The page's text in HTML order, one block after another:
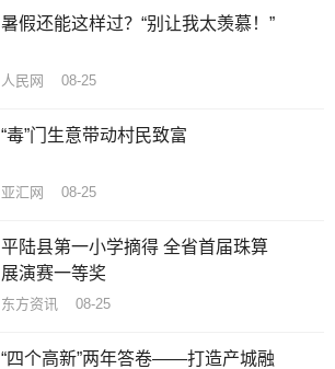
暑假还能这样过？“别让我太羡慕！”
人民网 08-25
“毒”门生意带动村民致富
亚汇网 08-25
平陆县第一小学摘得 全省首届珠算
展演赛一等奖
东方资讯 08-25
“四个高新”两年答卷——打造产城融